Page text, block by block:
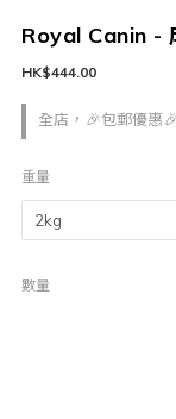
Royal Canin -
全店，🎉包郵優惠
HK$444.00
重量
數量